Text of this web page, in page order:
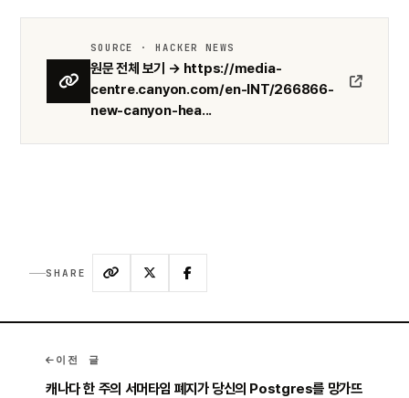
SOURCE · HACKER NEWS
원문 전체 보기 → https://media-
centre.canyon.com/en-INT/266866-
new-canyon-hea...
SHARE
이전 글
캐나다 한 주의 서머타임 폐지가 당신의 Postgres를 망가뜨